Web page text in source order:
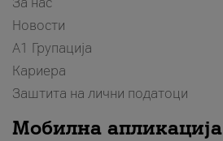
Новости
А1 Групација
Кариера
Заштита на лични податоци
Мобилна апликација